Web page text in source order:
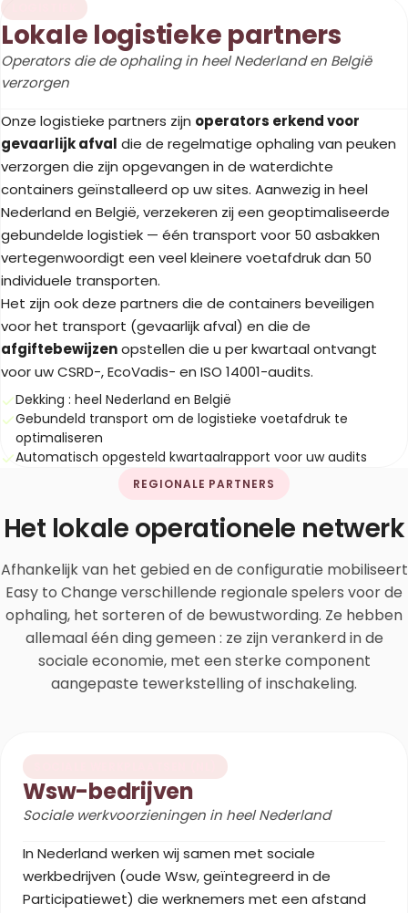
Lokale logistieke partners
Operators die de ophaling in heel Nederland en België
verzorgen
Onze logistieke partners zijn operators erkend voor
gevaarlijk afval die de regelmatige ophaling van peuken
verzorgen die zijn opgevangen in de waterdichte
containers geïnstalleerd op uw sites. Aanwezig in heel
Nederland en België, verzekeren zij een geoptimaliseerde
gebundelde logistiek — één transport voor 50 asbakken
vertegenwoordigt een veel kleinere voetafdruk dan 50
individuele transporten.
Het zijn ook deze partners die de containers beveiligen
voor het transport (gevaarlijk afval) en die de
afgiftebewijzenopstellen die u per kwartaal ontvangt
voor uw CSRD-, EcoVadis- en ISO 14001-audits.
Dekking : heel Nederland en België
Gebundeld transport om de logistieke voetafdruk te
optimaliseren
Automatisch opgesteld kwartaalrapport voor uw audits
REGIONALE PARTNERS
Het lokale operationele netwerk
Afhankelijk van het gebied en de configuratie mobiliseert
Easy to Change verschillende regionale spelers voor de
ophaling, het sorteren of de bewustwording. Ze hebben
allemaal één ding gemeen : ze zijn verankerd in de
sociale economie, met een sterke component
aangepaste tewerkstelling of inschakeling.
Wsw-bedrijven
Sociale werkvoorzieningen in heel Nederland
In Nederland werken wij samen met sociale
werkbedrijven (oude Wsw, geïntegreerd in de
Participatiewet) die werknemers met een afstand